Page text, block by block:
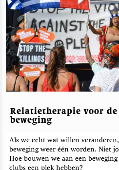
Relatietherapie voor de
beweging
Als we echt wat willen
beweging weer één worden. Niet
Hoe bouwen we aan een
clubs een plek hebben?